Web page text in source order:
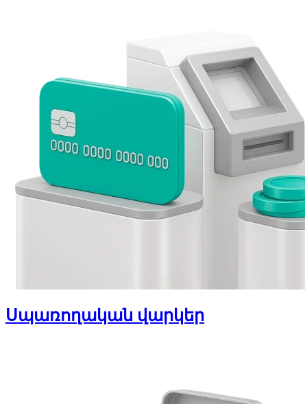
Սպառողական վարկեր